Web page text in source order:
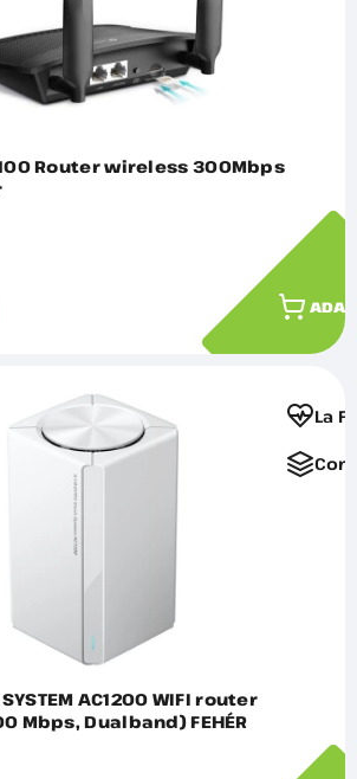
Router wireless 300Mbps
La
AC1200 WIFI router
Mbps, Dualband) FEHÉR